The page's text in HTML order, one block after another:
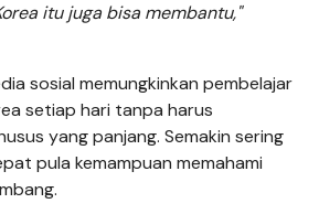
itu juga bisa membantu,"
sosial memungkinkan pembelajar
setiap hari tanpa harus
yang panjang. Semakin sering
pula kemampuan memahami